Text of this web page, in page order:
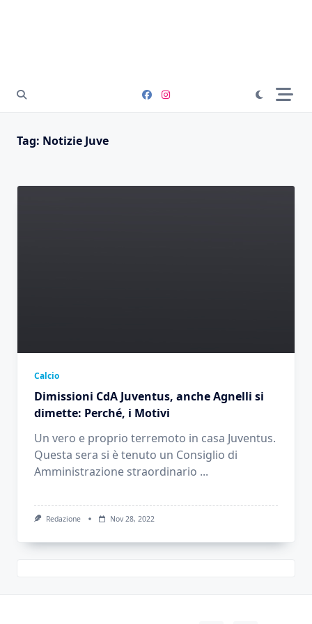
Tag: Notizie Juve
Calcio
Dimissioni CdA Juventus, anche Agnelli si
dimette: Perché, i Motivi
Un vero e proprio terremoto in casa Juventus.
Questa sera si è tenuto un Consiglio di
Amministrazione straordinario ...
Redazione Nov 28, 2022